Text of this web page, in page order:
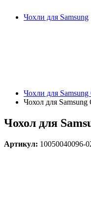
Чохли для Samsung
Чохли для Samsung
Чохол для Samsung
Чохол для
Артикул: 10050040096-